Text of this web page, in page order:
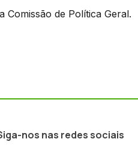
de Política Geral.
nos nas redes sociais